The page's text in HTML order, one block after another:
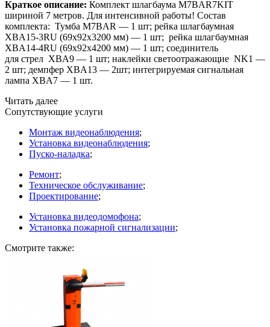
Краткое описание: Комплект шлагбаума M7BAR7KIT
шириной 7 метров. Для интенсивной работы! Состав
комплекта: Тумба M7BAR — 1 шт; рейка шлагбаумная
XBA15-3RU (69х92х3200 мм) — 1 шт; рейка шлагбаумная
XBA14-4RU (69х92х4200 мм) — 1 шт; соединитель
для стрел XBA9 — 1 шт; наклейки светоотражающие NK1 —
2 шт; демпфер XBA13 — 2шт; интегрируемая сигнальная
лампа XBA7 — 1 шт.
Читать далее
Сопутствующие услуги
Монтаж видеонаблюдения;
Установка видеонаблюдения;
Пуско-наладка;
Ремонт;
Техническое обслуживание;
Проектирование;
Установка видеодомофона;
Установка пожарной сигнализации;
Смотрите также: